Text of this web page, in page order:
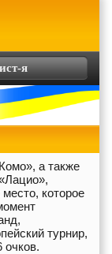
я
а также
которое
турнир,
очков.